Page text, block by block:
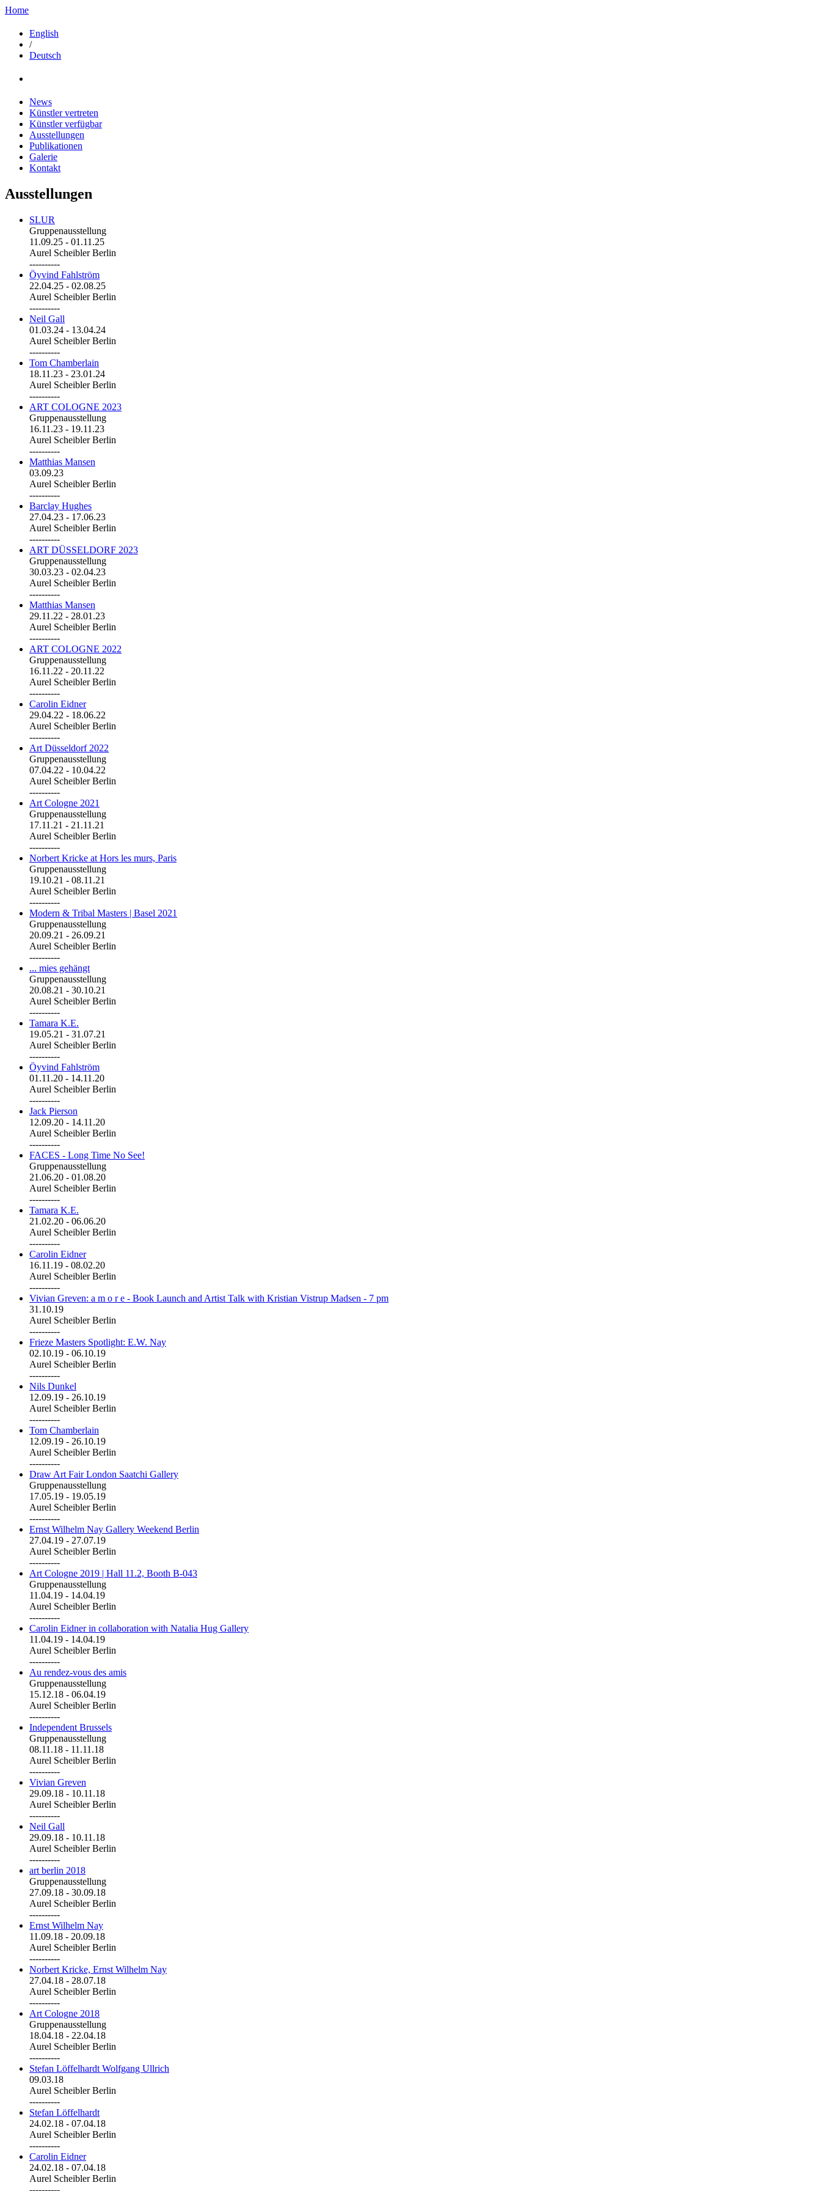
Home
English
/
Deutsch
News
Künstler vertreten
Künstler verfügbar
Ausstellungen
Publikationen
Galerie
Kontakt
Ausstellungen
SLUR
Gruppenausstellung
11.09.25 - 01.11.25
Aurel Scheibler Berlin
----------
Öyvind Fahlström
22.04.25 - 02.08.25
Aurel Scheibler Berlin
----------
Neil Gall
01.03.24 - 13.04.24
Aurel Scheibler Berlin
----------
Tom Chamberlain
18.11.23 - 23.01.24
Aurel Scheibler Berlin
----------
ART COLOGNE 2023
Gruppenausstellung
16.11.23 - 19.11.23
Aurel Scheibler Berlin
----------
Matthias Mansen
03.09.23
Aurel Scheibler Berlin
----------
Barclay Hughes
27.04.23 - 17.06.23
Aurel Scheibler Berlin
----------
ART DÜSSELDORF 2023
Gruppenausstellung
30.03.23 - 02.04.23
Aurel Scheibler Berlin
----------
Matthias Mansen
29.11.22 - 28.01.23
Aurel Scheibler Berlin
----------
ART COLOGNE 2022
Gruppenausstellung
16.11.22 - 20.11.22
Aurel Scheibler Berlin
----------
Carolin Eidner
29.04.22 - 18.06.22
Aurel Scheibler Berlin
----------
Art Düsseldorf 2022
Gruppenausstellung
07.04.22 - 10.04.22
Aurel Scheibler Berlin
----------
Art Cologne 2021
Gruppenausstellung
17.11.21 - 21.11.21
Aurel Scheibler Berlin
----------
Norbert Kricke at Hors les murs, Paris
Gruppenausstellung
19.10.21 - 08.11.21
Aurel Scheibler Berlin
----------
Modern & Tribal Masters | Basel 2021
Gruppenausstellung
20.09.21 - 26.09.21
Aurel Scheibler Berlin
----------
... mies gehängt
Gruppenausstellung
20.08.21 - 30.10.21
Aurel Scheibler Berlin
----------
Tamara K.E.
19.05.21 - 31.07.21
Aurel Scheibler Berlin
----------
Öyvind Fahlström
01.11.20 - 14.11.20
Aurel Scheibler Berlin
----------
Jack Pierson
12.09.20 - 14.11.20
Aurel Scheibler Berlin
----------
FACES - Long Time No See!
Gruppenausstellung
21.06.20 - 01.08.20
Aurel Scheibler Berlin
----------
Tamara K.E.
21.02.20 - 06.06.20
Aurel Scheibler Berlin
----------
Carolin Eidner
16.11.19 - 08.02.20
Aurel Scheibler Berlin
----------
Vivian Greven: a m o r e - Book Launch and Artist Talk with Kristian Vistrup Madsen - 7 pm
31.10.19
Aurel Scheibler Berlin
----------
Frieze Masters Spotlight: E.W. Nay
02.10.19 - 06.10.19
Aurel Scheibler Berlin
----------
Nils Dunkel
12.09.19 - 26.10.19
Aurel Scheibler Berlin
----------
Tom Chamberlain
12.09.19 - 26.10.19
Aurel Scheibler Berlin
----------
Draw Art Fair London Saatchi Gallery
Gruppenausstellung
17.05.19 - 19.05.19
Aurel Scheibler Berlin
----------
Ernst Wilhelm Nay Gallery Weekend Berlin
27.04.19 - 27.07.19
Aurel Scheibler Berlin
----------
Art Cologne 2019 | Hall 11.2, Booth B-043
Gruppenausstellung
11.04.19 - 14.04.19
Aurel Scheibler Berlin
----------
Carolin Eidner in collaboration with Natalia Hug Gallery
11.04.19 - 14.04.19
Aurel Scheibler Berlin
----------
Au rendez-vous des amis
Gruppenausstellung
15.12.18 - 06.04.19
Aurel Scheibler Berlin
----------
Independent Brussels
Gruppenausstellung
08.11.18 - 11.11.18
Aurel Scheibler Berlin
----------
Vivian Greven
29.09.18 - 10.11.18
Aurel Scheibler Berlin
----------
Neil Gall
29.09.18 - 10.11.18
Aurel Scheibler Berlin
----------
art berlin 2018
Gruppenausstellung
27.09.18 - 30.09.18
Aurel Scheibler Berlin
----------
Ernst Wilhelm Nay
11.09.18 - 20.09.18
Aurel Scheibler Berlin
----------
Norbert Kricke, Ernst Wilhelm Nay
27.04.18 - 28.07.18
Aurel Scheibler Berlin
----------
Art Cologne 2018
Gruppenausstellung
18.04.18 - 22.04.18
Aurel Scheibler Berlin
----------
Stefan Löffelhardt Wolfgang Ullrich
09.03.18
Aurel Scheibler Berlin
----------
Stefan Löffelhardt
24.02.18 - 07.04.18
Aurel Scheibler Berlin
----------
Carolin Eidner
24.02.18 - 07.04.18
Aurel Scheibler Berlin